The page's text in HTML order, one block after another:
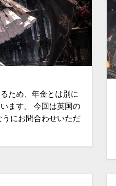
ため、年金とは別に
ます。 今回は英国の
にお問合わせいただ